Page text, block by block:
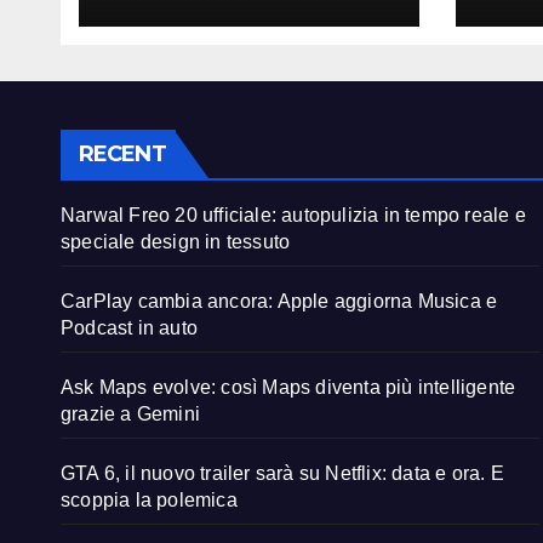
tessuto
RECENT
Narwal Freo 20 ufficiale: autopulizia in tempo reale e
speciale design in tessuto
CarPlay cambia ancora: Apple aggiorna Musica e
Podcast in auto
Ask Maps evolve: così Maps diventa più intelligente
grazie a Gemini
GTA 6, il nuovo trailer sarà su Netflix: data e ora. E
scoppia la polemica